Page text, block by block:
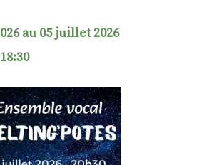
S'ABONNER
À LA NEWSLETTER
FACEBOOKINSTAGRAM
LINKEDINYOUTUBE
au 05 juillet 2026